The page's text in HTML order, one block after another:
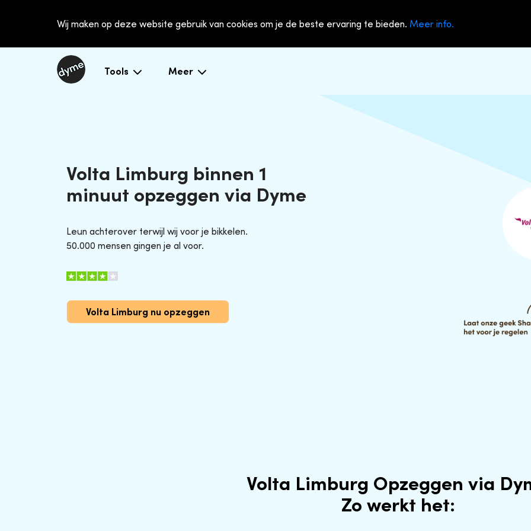
Wij maken op deze website gebruik van cookies om je de beste ervaring te bieden. Meer info.
Tools Meer
Volta Limburg binnen 1
minuut opzeggen via Dyme
Leun achterover terwijl wij voor je bikkelen.
50.000 mensen gingen je al voor.
Volta Limburg nu opzeggen
Volta Limburg Opzeggen via
Zo werkt het: